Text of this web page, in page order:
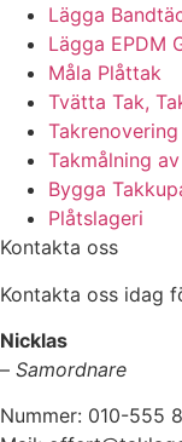
Lägga
Lägga EPDM
Måla Plåttak
Tvätta Tak,
Takmålning
Bygga
Plåtslageri
Kontakta oss
Kontakta oss idag
Nicklas
– Samordnare
Nummer: 010-555